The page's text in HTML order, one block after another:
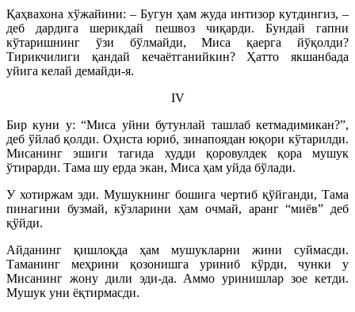
Қаҳвахона хўжайини: – Бугун ҳам жуда интизор кутдингиз, –
деб дардига шерикдай пешвоз чиқарди. Бундай гапни
кўтаришнинг ўзи бўлмайди, Миса қаерга йўқолди?
Тирикчилиги қандай кечаётганийкин? Ҳатто якшанбада
уйига келай демайди-я.
IV
Бир куни у: “Миса уйни бутунлай ташлаб кетмадимикан?”,
деб ўйлаб қолди. Оҳиста юриб, зинапоядан юқори кўтарилди.
Мисанинг эшиги тагида худди қоровулдек қора мушук
ўтирарди. Тама шу ерда экан, Миса ҳам уйда бўлади.
У хотиржам эди. Мушукнинг бошига чертиб қўйганди, Тама
пинагини бузмай, кўзларини ҳам очмай, аранг “миёв” деб
қўйди.
Айданинг қишлоқда ҳам мушукларни жини суймасди.
Таманинг меҳрини қозонишга уриниб кўрди, чунки у
Мисанинг жону дили эди-да. Аммо уринишлар зое кетди.
Мушук уни ёқтирмасди.